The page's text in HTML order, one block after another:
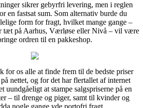
sikrer gebyrfri levering, men i reglen
en fastsat sum. Som alternativ burde du
form for fragt, hvilket mange gange –
tæt på Aarhus, Værløse eller Nivå – vil være
ordren til en pakkeshop.
for os alle at finde frem til de bedste priser
nettet, og for det har flertallet af internet
uundgåeligt at stampe salgspriserne på en
– til drenge og piger, samt til kvinder og